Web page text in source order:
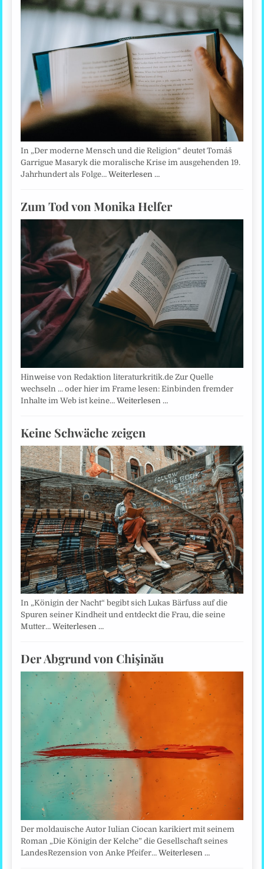
In „Der moderne Mensch und die Religion“ deutet Tomáš
Garrigue Masaryk die moralische Krise im ausgehenden 19.
Jahrhundert als Folge…Weiterlesen …
Zum Tod von Monika Helfer
Hinweise von Redaktion literaturkritik.de Zur Quelle
wechseln ... oder hier im Frame lesen: Einbinden fremder
Inhalte im Web ist keine…Weiterlesen …
Keine Schwäche zeigen
In „Königin der Nacht“ begibt sich Lukas Bärfuss auf die
Spuren seiner Kindheit und entdeckt die Frau, die seine
Mutter…Weiterlesen …
Der Abgrund von Chişinău
Der moldauische Autor Iulian Ciocan karikiert mit seinem
Roman „Die Königin der Kelche” die Gesellschaft seines
LandesRezension von Anke Pfeifer…Weiterlesen …